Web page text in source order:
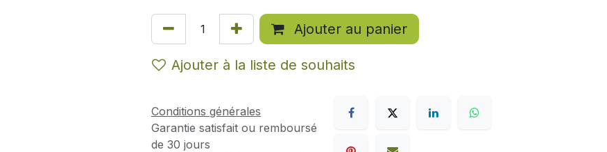
Ajouter au panier
Ajouter à la liste de souhaits
Conditions générales
Garantie satisfait ou remboursé
de 30 jours